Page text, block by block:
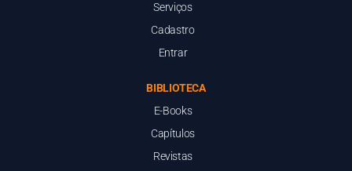
Serviços
Cadastro
Entrar
BIBLIOTECA
E-Books
Capítulos
Revistas